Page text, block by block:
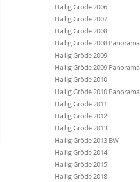
Hallig Gröde 2006
Hallig Gröde 2007
Hallig Gröde 2008
Hallig Gröde 2008 Panorama
Hallig Gröde 2009
Hallig Gröde 2009 Panorama
Hallig Gröde 2010
Hallig Gröde 2010 Panorama
Hallig Gröde 2011
Hallig Gröde 2012
Hallig Gröde 2013
Hallig Gröde 2013 BW
Hallig Gröde 2014
Hallig Gröde 2015
Hallig Gröde 2018